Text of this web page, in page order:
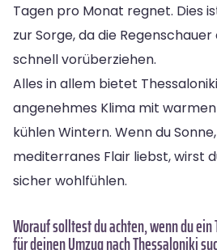
Tagen pro Monat regnet. Dies
zur Sorge, da die
schnell vorüberziehen.
Alles in allem bietet
angenehmes Klima mit
kühlen Wintern. Wenn du
mediterranes Flair liebst, wirst
sicher wohlfühlen.
Worauf solltest du achten, wenn du
für deinen Umzug nach Thessaloniki